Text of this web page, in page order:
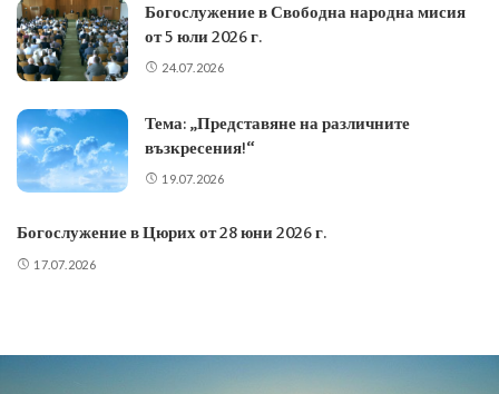
Богослужение в Свободна народна мисия
от 5 юли 2026 г.
24.07.2026
Тема: „Представяне на различните
възкресения!“
19.07.2026
Богослужение в Цюрих от 28 юни 2026 г.
17.07.2026